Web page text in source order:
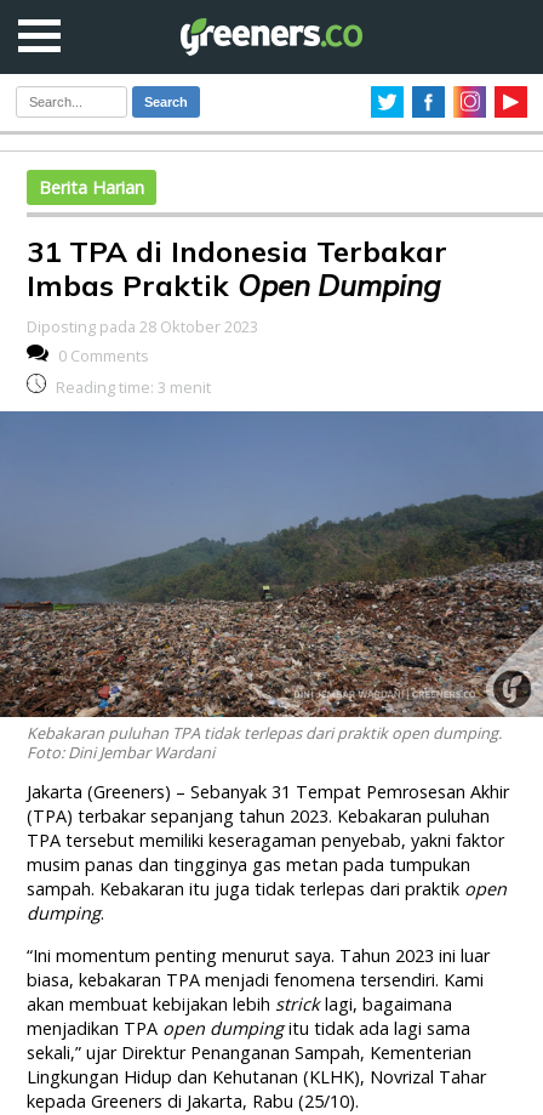
Search
Berita Harian
31 TPA di Indonesia Terbakar
Imbas Praktik Open Dumping
Diposting pada 28 Oktober 2023
0 Comments
Reading time: 3 menit
Kebakaran puluhan TPA tidak terlepas dari praktik open dumping.
Foto: Dini Jembar Wardani
Jakarta (Greeners) – Sebanyak 31 Tempat Pemrosesan Akhir
(TPA) terbakar sepanjang tahun 2023. Kebakaran puluhan
TPA tersebut memiliki keseragaman penyebab, yakni faktor
musim panas dan tingginya gas metan pada tumpukan
sampah. Kebakaran itu juga tidak terlepas dari praktik open
dumping.
“Ini momentum penting menurut saya. Tahun 2023 ini luar
biasa, kebakaran TPA menjadi fenomena tersendiri. Kami
akan membuat kebijakan lebih stricklagi, bagaimana
menjadikan TPA open dumpingitu tidak ada lagi sama
sekali,” ujar Direktur Penanganan Sampah, Kementerian
Lingkungan Hidup dan Kehutanan (KLHK), Novrizal Tahar
kepada Greeners di Jakarta, Rabu (25/10).